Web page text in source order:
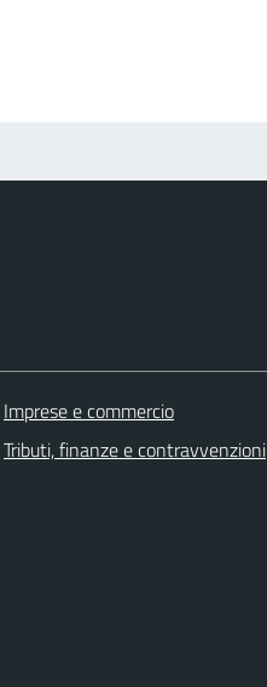
Imprese e commercio
Tributi, finanze e contravvenzioni